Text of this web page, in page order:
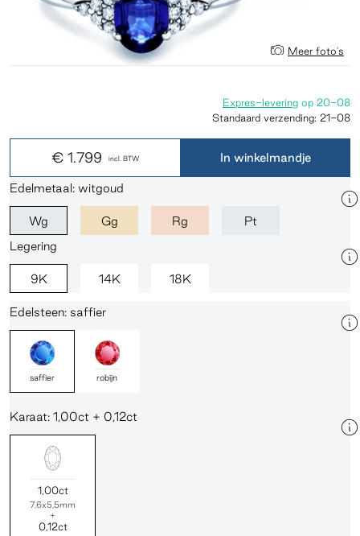
Meer foto's
€ 1.799 incl. BTW
Expres-levering op 20-08
Standaard verzending: 21-08
In winkelmandje
Edelmetaal: witgoud
Wg Gg Rg
Pt
Legering
9K 14K 18K
Edelsteen: saffier
saffier robijn
Karaat: 1,00ct + 0,12ct
1,00ct
7,6x5,5mm
+
0,12ct